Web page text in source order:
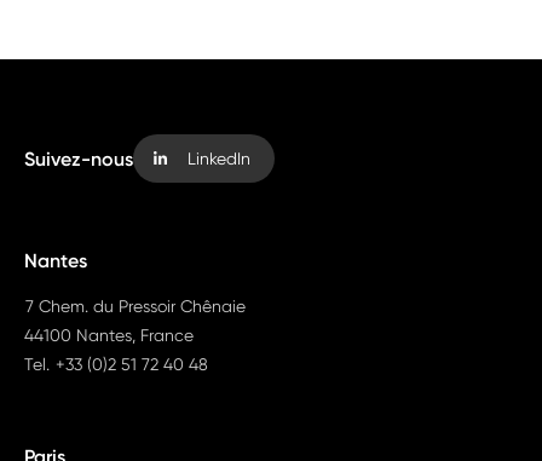
Suivez-nous LinkedIn
Nantes
7 Chem. du Pressoir Chênaie
44100 Nantes, France
Tel. +33 (0)2 51 72 40 48